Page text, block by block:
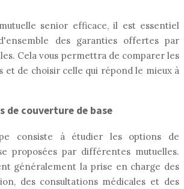
senior efficace, il est essentiel
des garanties offertes par
Cela vous permettra de comparer les
et de choisir celle qui répond le mieux à
de couverture de base
consiste à étudier les options de
proposées par différentes mutuelles.
généralement la prise en charge des
des consultations médicales et des